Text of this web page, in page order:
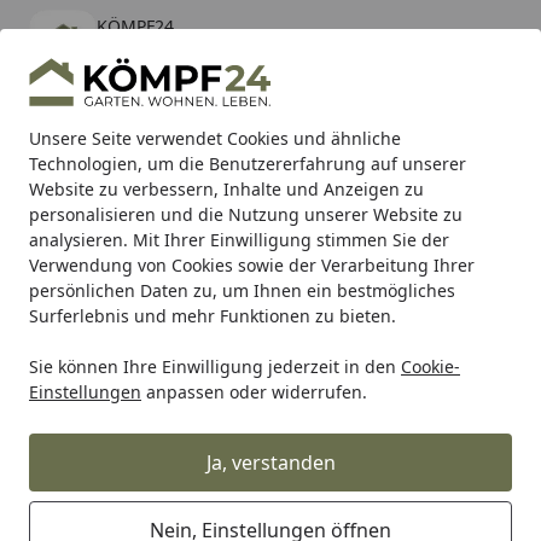
Unsere Seite verwendet Cookies und ähnliche
Technologien, um die Benutzererfahrung auf unserer
Website zu verbessern, Inhalte und Anzeigen zu
personalisieren und die Nutzung unserer Website zu
analysieren. Mit Ihrer Einwilligung stimmen Sie der
Verwendung von Cookies sowie der Verarbeitung Ihrer
persönlichen Daten zu, um Ihnen ein bestmögliches
Surferlebnis und mehr Funktionen zu bieten.
Sie können Ihre Einwilligung jederzeit in den Cookie-
Einstellungen anpassen oder widerrufen.
Ja, verstanden
Nein, Einstellungen öffnen
KÖMPF24
kostenlos - Im App Store
Hotline
Alle Produkte
Mein Konto
Suchen
Karibu Pools inkl. gratis Sandfilteranlage & Pool-
Starterset (Gesamtwert bis 468,99€)
Startseite
Alles für den Garten Gartenhaus Zubehör für
Wolff Finnhaus Fußboden für WPC
Gartenhaus Modern A